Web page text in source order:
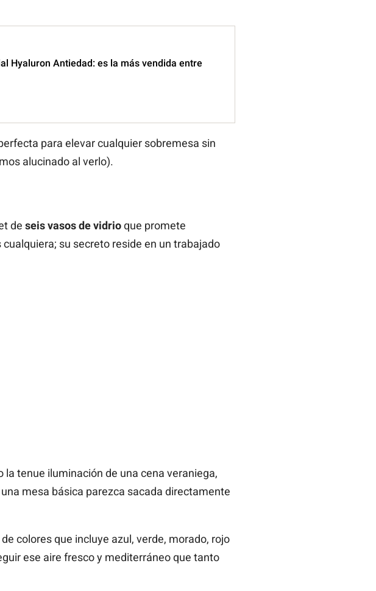
Hyaluron Antiedad: es la más vendida entre
para elevar cualquier sobremesa sin
alucinado al verlo).
de seis vasos de vidrioque promete
su secreto reside en un trabajado
tenue iluminación de una cena veraniega,
mesa básica parezca sacada directamente
colores que incluye azul, verde, morado, rojo
ese aire fresco y mediterráneo que tanto